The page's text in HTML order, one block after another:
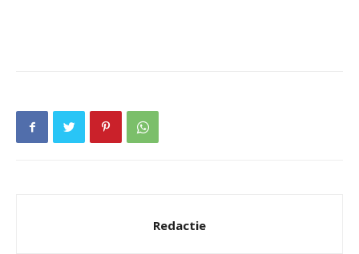
Redactie